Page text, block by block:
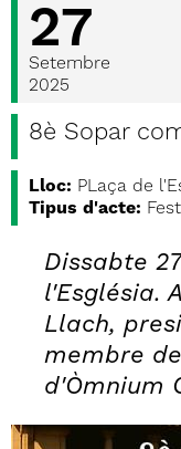
27
Setembre
2025
8è Sopar
Lloc: PLaça de
Tipus d'acte:
Dissabte
l'Església.
Llach,
membre
d'Òmnium